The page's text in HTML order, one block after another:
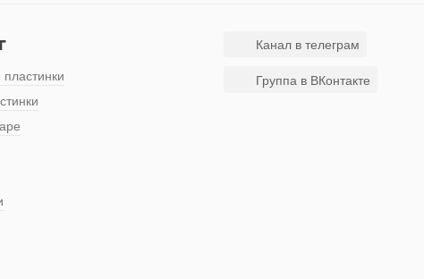
Канал в телеграм
Группа в ВКонтакте